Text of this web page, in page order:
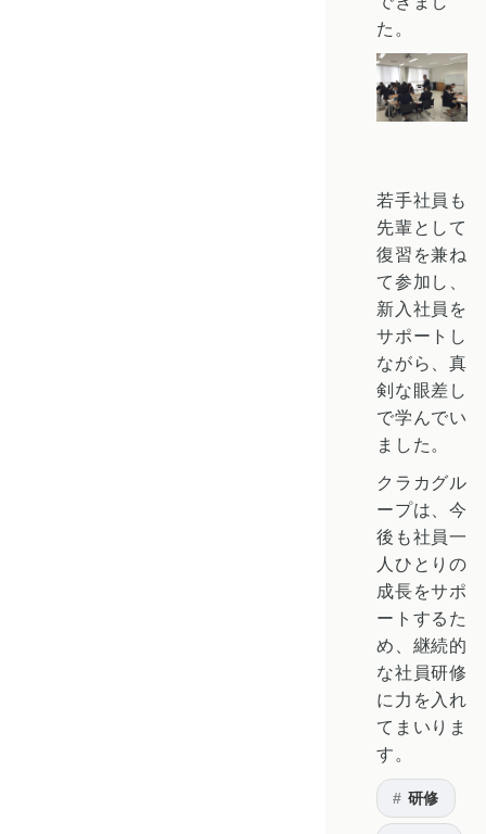
た。
若手社員も
先輩として
復習を兼ね
て参加し、
新入社員を
サポートし
ながら、真
剣な眼差し
で学んでい
ました。
クラカグル
ープは、今
後も社員一
人ひとりの
成長をサポ
ートするた
め、継続的
な社員研修
に力を入れ
てまいりま
す。
研修